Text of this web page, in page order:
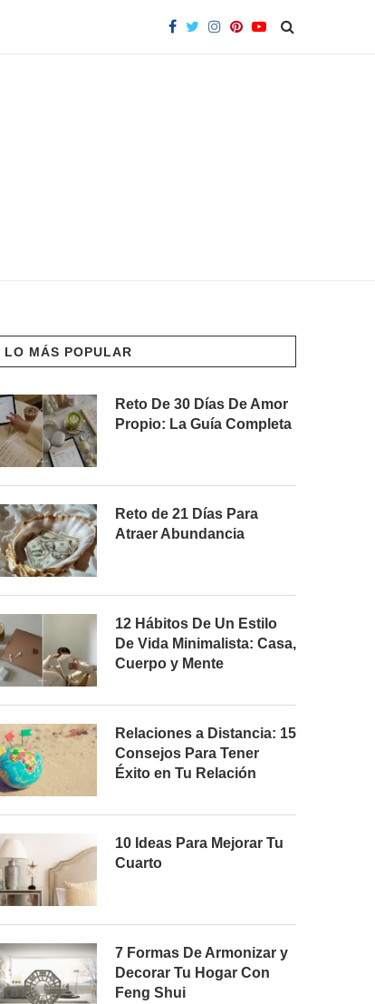
LO MÁS POPULAR
Reto De 30 Días De Amor
Propio: La Guía Completa
Reto de 21 Días Para
Atraer Abundancia
12 Hábitos De Un Estilo
De Vida Minimalista: Casa,
Cuerpo y Mente
Relaciones a Distancia: 15
Consejos Para Tener
Éxito en Tu Relación
10 Ideas Para Mejorar Tu
Cuarto
7 Formas De Armonizar y
Decorar Tu Hogar Con
Feng Shui